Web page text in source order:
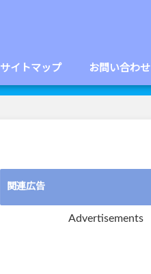
サイトマップ お問い合わせ
関連広告
Advertisements